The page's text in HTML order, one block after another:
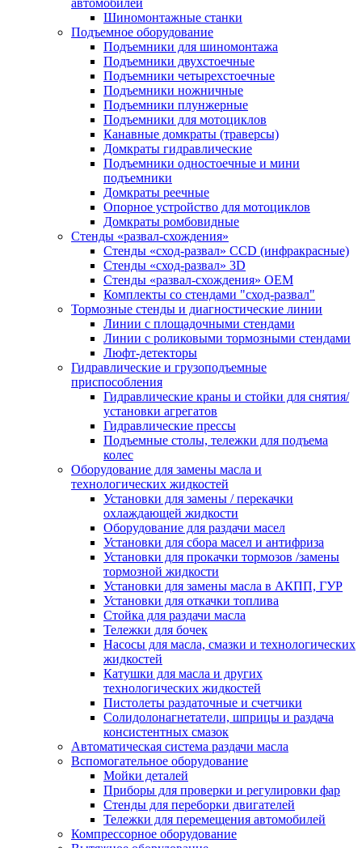
автомобилей
Шиномонтажные станки
Подъемное оборудование
Подъемники для шиномонтажа
Подъемники двухстоечные
Подъемники четырехстоечные
Подъемники ножничные
Подъемники плунжерные
Подъемники для мотоциклов
Канавные домкраты (траверсы)
Домкраты гидравлические
Подъемники одностоечные и мини
подъемники
Домкраты реечные
Опорное устройство для мотоциклов
Домкраты ромбовидные
Стенды «развал-схождения»
Стенды «сход-развал» CCD (инфракрасные)
Стенды «сход-развал» 3D
Стенды «развал-схождения» ОЕМ
Комплекты со стендами "сход-развал"
Тормозные стенды и диагностические линии
Линии с площадочными стендами
Линии с роликовыми тормозными стендами
Люфт-детекторы
Гидравлические и грузоподъемные
приспособления
Гидравлические краны и стойки для снятия/
установки агрегатов
Гидравлические прессы
Подъемные столы, тележки для подъема
колес
Оборудование для замены масла и
технологических жидкостей
Установки для замены / перекачки
охлаждающей жидкости
Оборудование для раздачи масел
Установки для сбора масел и антифриза
Установки для прокачки тормозов /замены
тормозной жидкости
Установки для замены масла в АКПП, ГУР
Установки для откачки топлива
Стойка для раздачи масла
Тележки для бочек
Насосы для масла, смазки и технологических
жидкостей
Катушки для масла и других
технологических жидкостей
Пистолеты раздаточные и счетчики
Солидолонагнетатели, шприцы и раздача
консистентных смазок
Автоматическая система раздачи масла
Вспомогательное оборудование
Мойки деталей
Приборы для проверки и регулировки фар
Стенды для переборки двигателей
Тележки для перемещения автомобилей
Компрессорное оборудование